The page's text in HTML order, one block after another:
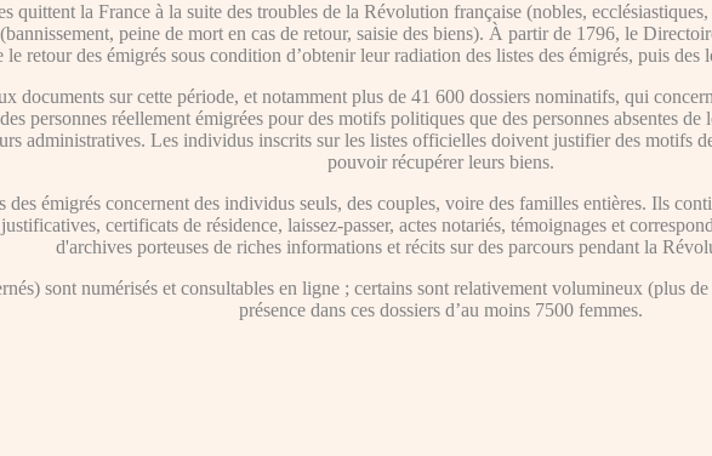
quittent la France à la suite des troubles de la Révolution française (nobles,
peine de mort en cas de retour, saisie des biens). À partir de 1796, le
le retour des émigrés sous condition d’obtenir leur radiation des listes des émigrés, puis des
documents sur cette période, et notamment plus de 41 600 dossiers nominatifs, qui
personnes réellement émigrées pour des motifs politiques que des personnes absentes
administratives. Les individus inscrits sur les listes officielles doivent justifier des motifs
pouvoir récupérer leurs biens.
des émigrés concernent des individus seuls, des couples, voire des familles entières. Ils
certificats de résidence, laissez-passer, actes notariés, témoignages et
d'archives porteuses de riches informations et récits sur des parcours pendant la
sont numérisés et consultables en ligne ; certains sont relativement volumineux (plus
présence dans ces dossiers d’au moins 7500 femmes.